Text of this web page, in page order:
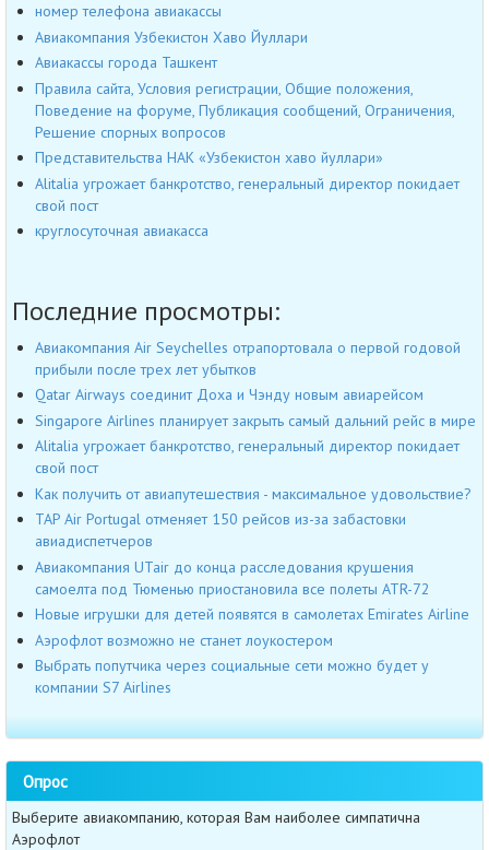
номер телефона авиакассы
Авиакомпания Узбекистон Хаво Йуллари
Авиакассы города Ташкент
Правила сайта, Условия регистрации, Общие положения,
Поведение на форуме, Публикация сообщений, Ограничения,
Решение спорных вопросов
Представительства НАК «Узбекистон хаво йуллари»
Alitalia угрожает банкротство, генеральный директор покидает
свой пост
круглосуточная авиакасса
Последние просмотры:
Авиакомпания Air Seychelles отрапортовала о первой годовой
прибыли после трех лет убытков
Qatar Airways соединит Доха и Чэнду новым авиарейсом
Singapore Airlines планирует закрыть самый дальний рейс в мире
Alitalia угрожает банкротство, генеральный директор покидает
свой пост
Как получить от авиапутешествия - максимальное удовольствие?
TAP Air Portugal отменяет 150 рейсов из-за забастовки
авиадиспетчеров
Авиакомпания UTair до конца расследования крушения
самоелта под Тюменью приостановила все полеты ATR-72
Новые игрушки для детей появятся в самолетах Emirates Airline
Аэрофлот возможно не станет лоукостером
Выбрать попутчика через социальные сети можно будет у
компании S7 Airlines
Опрос
Выберите авиакомпанию, которая Вам наиболее симпатична
Аэрофлот